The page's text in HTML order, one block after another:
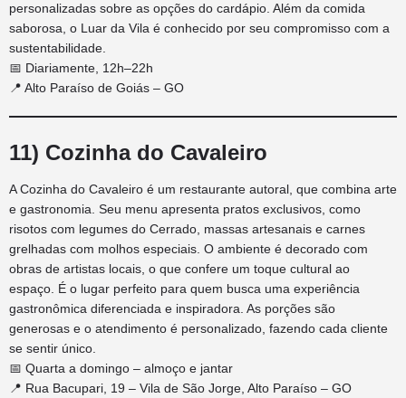
personalizadas sobre as opções do cardápio. Além da comida
saborosa, o Luar da Vila é conhecido por seu compromisso com a
sustentabilidade.
📅 Diariamente, 12h–22h
📍 Alto Paraíso de Goiás – GO
11) Cozinha do Cavaleiro
A Cozinha do Cavaleiro é um restaurante autoral, que combina arte
e gastronomia. Seu menu apresenta pratos exclusivos, como
risotos com legumes do Cerrado, massas artesanais e carnes
grelhadas com molhos especiais. O ambiente é decorado com
obras de artistas locais, o que confere um toque cultural ao
espaço. É o lugar perfeito para quem busca uma experiência
gastronômica diferenciada e inspiradora. As porções são
generosas e o atendimento é personalizado, fazendo cada cliente
se sentir único.
📅 Quarta a domingo – almoço e jantar
📍 Rua Bacupari, 19 – Vila de São Jorge, Alto Paraíso – GO